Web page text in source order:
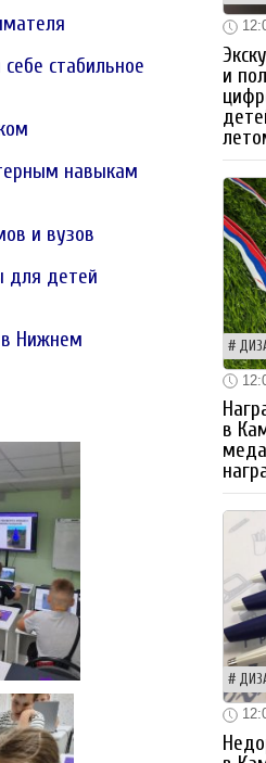
стабильное
навыкам
и вузов
для детей
Нижнем
и
в